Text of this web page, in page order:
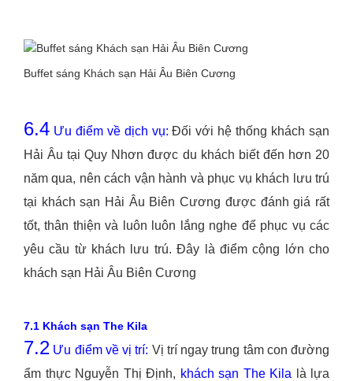
Buffet sáng Khách sạn Hải Âu Biên Cương
6.4 Ưu điểm về dịch vụ: Đối với hệ thống khách sạn
Hải Âu tại Quy Nhơn được du khách biết đến hơn 20
năm qua, nên cách vận hành và phục vụ khách lưu trú
tại khách sạn Hải Âu Biên Cương được đánh giá rất
tốt, thân thiện và luôn luôn lắng nghe để phục vụ các
yêu cầu từ khách lưu trú. Đây là điểm cộng lớn cho
khách sạn Hải Âu Biên Cương
7.1 Khách sạn The Kila
7.2 Ưu điểm về vị trí: Vị trí ngay trung tâm con đường
ẩm thực Nguyễn Thị Định, khách sạn The Kila là lựa